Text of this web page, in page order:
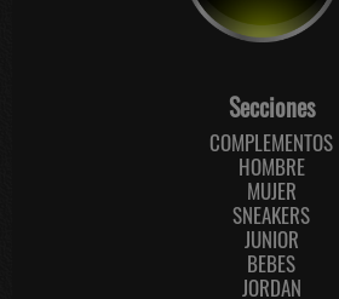
Secciones
COMPLEMENTOS
HOMBRE
MUJER
SNEAKERS
JUNIOR
BEBES
JORDAN